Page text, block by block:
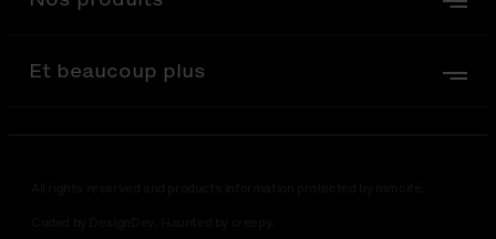
Et beaucoup plus